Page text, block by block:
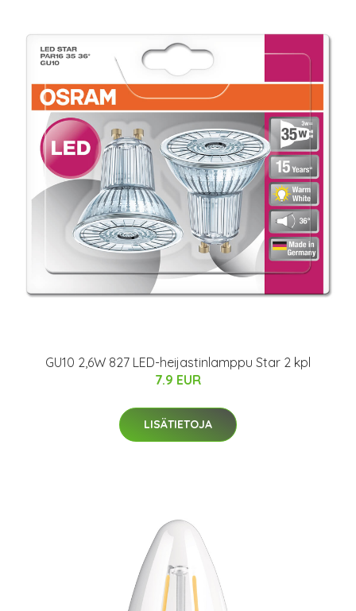
GU10 2,6W 827 LED-heijastinlamppu Star 2 kpl
7.9 EUR
LISÄTIETOJA